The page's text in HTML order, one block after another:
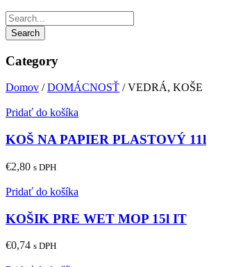
Category
Domov /DOMÁCNOSŤ / VEDRÁ, KOŠE
Pridať do košíka
KOŠ NA PAPIER PLASTOVÝ 11l
€2,80 s DPH
Pridať do košíka
KOŠIK PRE WET MOP 15l IT
€0,74 s DPH